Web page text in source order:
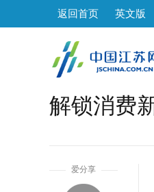
返回首页 英文版
解锁消费
爱分享